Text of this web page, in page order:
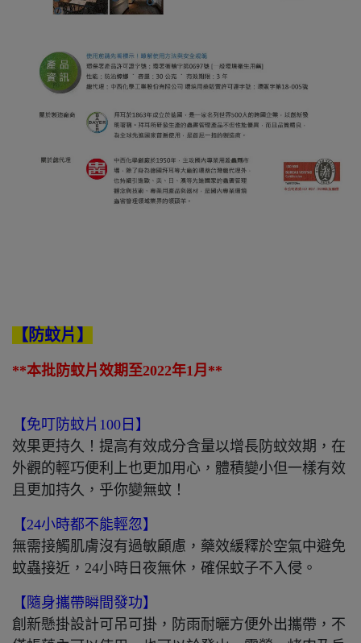
【防蚊片】
**本批防蚊片效期至2022年1月**
【免叮防蚊片100日】
效果更持久！提高有效成分含量以增長防蚊效期，在
外觀的輕巧便利上也更加用心，體積變小但一樣有效
且更加持久，乎你變無蚊！
【24小時都不能輕忽】
無需接觸肌膚沒有過敏顧慮，藥效緩釋於空氣中避免
蚊蟲接近，24小時日夜無休，確保蚊子不入侵。
【隨身攜帶瞬間發功】
創新懸掛設計可吊可掛，防雨耐曬方便外出攜帶，不